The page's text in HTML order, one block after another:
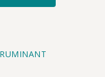
RUMINANT